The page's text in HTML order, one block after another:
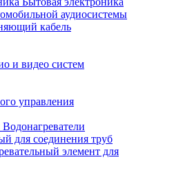
аудиосистемы
кабель
и видео систем
управления
Водонагреватели
для соединения труб
элемент для